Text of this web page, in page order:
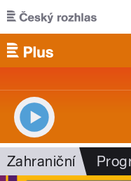
Přejít k hlavnímu obsahu
Zahraniční